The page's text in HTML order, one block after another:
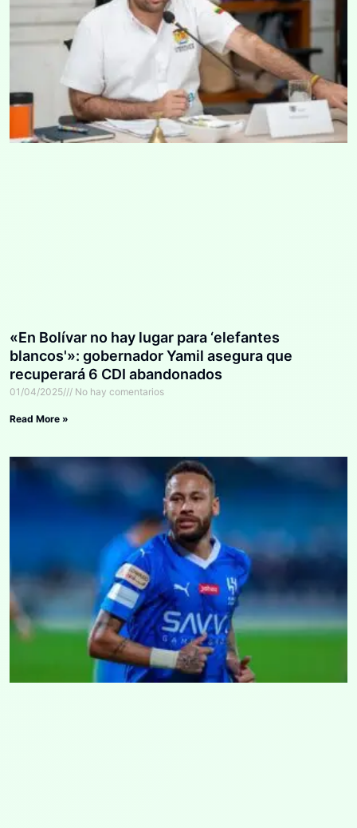
«En Bolívar no hay lugar para ‘elefantes
blancos'»: gobernador Yamil asegura que
recuperará 6 CDI abandonados
01/04/2025 No hay comentarios
Read More »